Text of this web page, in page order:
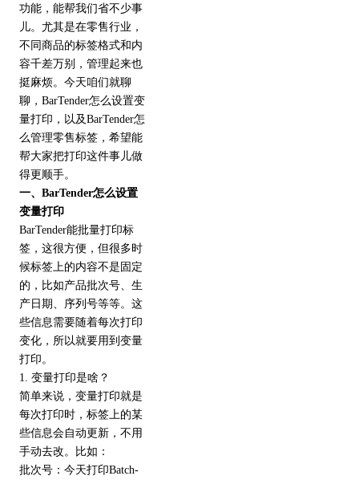
功能，能帮我们省不少事
儿。尤其是在零售行业，
不同商品的标签格式和内
容千差万别，管理起来也
挺麻烦。今天咱们就聊
聊，BarTender怎么设置变
量打印，以及BarTender怎
么管理零售标签，希望能
帮大家把打印这件事儿做
得更顺手。
一、BarTender怎么设置
变量打印
BarTender能批量打印标
签，这很方便，但很多时
候标签上的内容不是固定
的，比如产品批次号、生
产日期、序列号等等。这
些信息需要随着每次打印
变化，所以就要用到变量
打印。
1. 变量打印是啥？
简单来说，变量打印就是
每次打印时，标签上的某
些信息会自动更新，不用
手动去改。比如：
批次号：今天打印Batch-